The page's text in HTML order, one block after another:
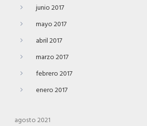
junio 2017
mayo 2017
abril 2017
marzo 2017
febrero 2017
enero 2017
agosto 2021